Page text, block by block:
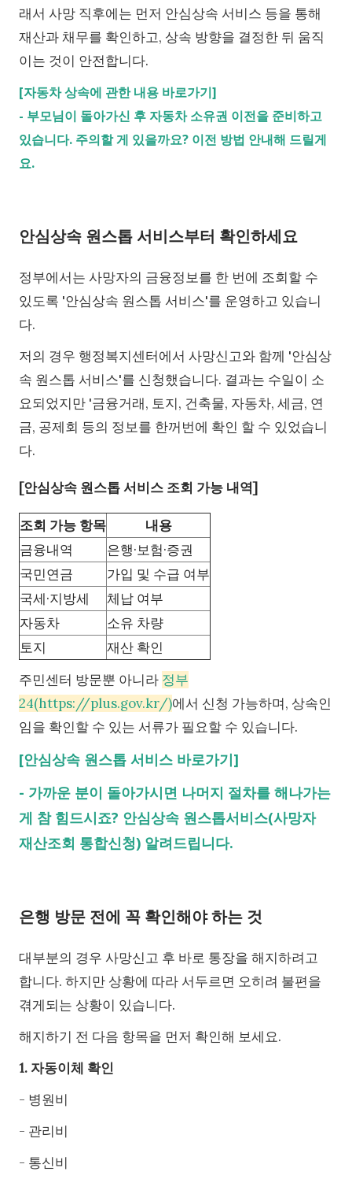
래서 사망 직후에는 먼저 안심상속 서비스 등을 통해
재산과 채무를 확인하고, 상속 방향을 결정한 뒤 움직
이는 것이 안전합니다.
[자동차 상속에 관한 내용 바로가기]
- 부모님이 돌아가신 후 자동차 소유권 이전을 준비하고
있습니다. 주의할 게 있을까요? 이전 방법 안내해 드릴게
요.
안심상속 원스톱 서비스부터 확인하세요
정부에서는 사망자의 금융정보를 한 번에 조회할 수
있도록 '안심상속 원스톱 서비스'를 운영하고 있습니
다.
저의 경우 행정복지센터에서 사망신고와 함께 '안심상
속 원스톱 서비스'를 신청했습니다. 결과는 수일이 소
요되었지만 '금융거래, 토지, 건축물, 자동차, 세금, 연
금, 공제회 등의 정보를 한꺼번에 확인 할 수 있었습니
다.
[안심상속 원스톱 서비스 조회 가능 내역]
조회 가능 항목
내용
금융내역
은행·보험·증권
국민연금
가입 및 수급 여부
국세·지방세
체납 여부
자동차
소유 차량
토지
재산 확인
주민센터 방문뿐 아니라 정부
24(https://plus.gov.kr/)에서 신청 가능하며, 상속인
임을 확인할 수 있는 서류가 필요할 수 있습니다.
[안심상속 원스톱 서비스 바로가기]
- 가까운 분이 돌아가시면 나머지 절차를 해나가는
게 참 힘드시죠? 안심상속 원스톱서비스(사망자
재산조회 통합신청) 알려드립니다.
은행 방문 전에 꼭 확인해야 하는 것
대부분의 경우 사망신고 후 바로 통장을 해지하려고
합니다. 하지만 상황에 따라 서두르면 오히려 불편을
겪게되는 상황이 있습니다.
해지하기 전 다음 항목을 먼저 확인해 보세요.
1. 자동이체 확인
- 병원비
- 관리비
- 통신비